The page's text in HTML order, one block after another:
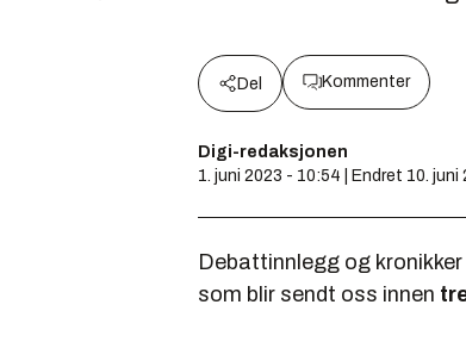
Del Kommenter
Digi-redaksjonen
1. juni 2023 - 10:54 | Endret 10.
Debattinnlegg og kronikker
som blir sendt oss innen